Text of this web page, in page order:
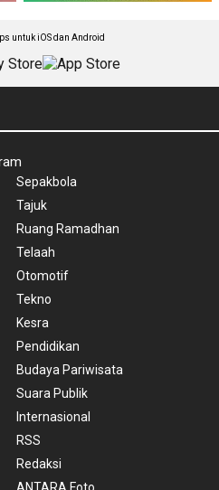
untuk iOS dan Android
Sepakbola
Tajuk
Ruang Ramadhan
Telaah
Otomotif
Tekno
Kesra
Pendidikan
Budaya Pariwisata
Suara Publik
Internasional
RSS
Redaksi
ANTARA Foto